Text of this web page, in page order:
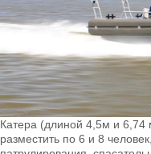
Катера (длиной 4,5м и
разместить по 6 и 8